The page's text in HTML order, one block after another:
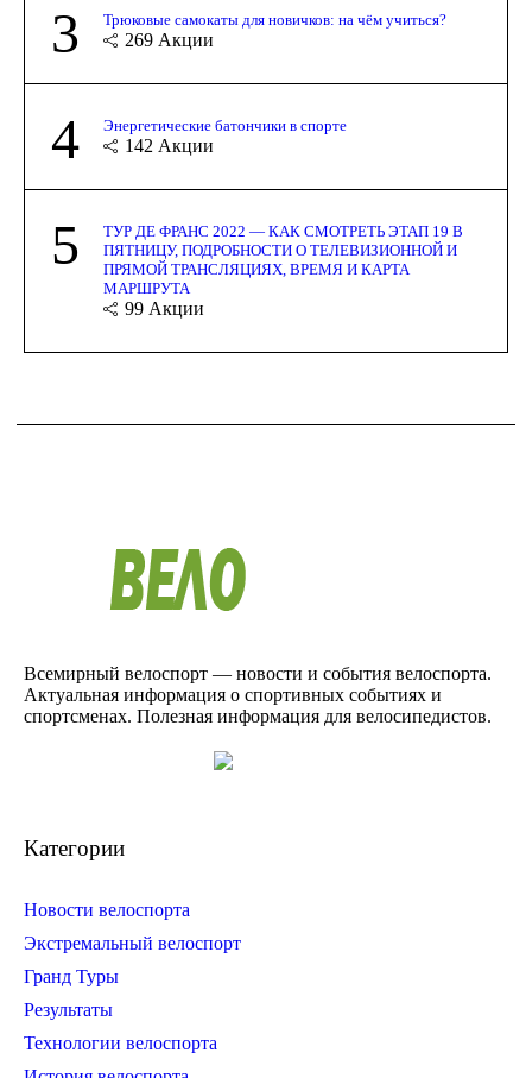
3 Трюковые самокаты для новичков: на чём учиться?
269 Акции
4 Энергетические батончики в спорте
142 Акции
5
ТУР ДЕ ФРАНС 2022 — КАК СМОТРЕТЬ ЭТАП 19 В
ПЯТНИЦУ, ПОДРОБНОСТИ О ТЕЛЕВИЗИОННОЙ И
ПРЯМОЙ ТРАНСЛЯЦИЯХ, ВРЕМЯ И КАРТА
МАРШРУТА
99 Акции
Всемирный велоспорт — новости и события велоспорта.
Актуальная информация о спортивных событиях и
спортсменах. Полезная информация для велосипедистов.
Категории
Новости велоспорта
Экстремальный велоспорт
Гранд Туры
Результаты
Технологии велоспорта